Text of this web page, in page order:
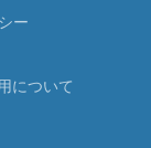
ー
について